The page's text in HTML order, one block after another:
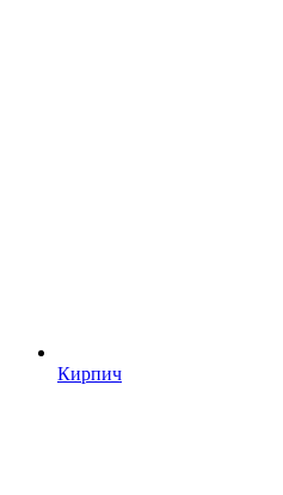
Кирпич